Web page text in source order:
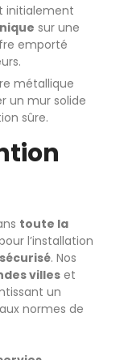
initialement
sur une
emporté
métallique
un mur solide
sûre.
toute la
l’installation
. Nos
villes et
un
normes de